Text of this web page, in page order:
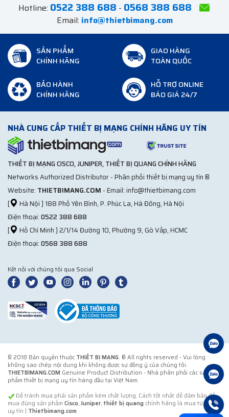
Hotline: 0522 388 688 - 0568 388 688
Email: info@thietbimang.com
SẢN PHẨM
CHÍNH HÃNG
GIAO HÀNG
TOÀN QUỐC
BẢO HÀNH
CHÍNH HÃNG
HỖ TRỢ ONLINE
BÁO GIÁ 24/7
NHÀ CUNG CẤP THIẾT BỊ MẠNG CHÍNH HÃNG UY TÍN
THIẾT BỊ MẠNG CISCO, JUNIPER, THIẾT BỊ QUANG CHÍNH HÃNG
Networks Authorized Distributor - Phân phối thiết bị mạng uy tín ®
Website: THIETBIMANG.COM - Email: info@thietbimang.com
[
Hà Nội ] 188 Phố Yên Bình, P. Phúc La, Hà Đông, Hà Nội
Điện thoại:0522 388 688
[
Hồ Chí Minh ] 2/1/14 Đường 10, Phường 9, Gò Vấp, HCMC
Điện thoại:0568 388 688
Kết nối với chúng tôi qua Social
© 2018 Bản quyền thuộc THIẾT BỊ MẠNG. ® All rights reserved - Vui lòng
không sao chép nội dung khi không được sự đồng ý của chúng tôi.
THIETBIMANG.COM Genuine Product Distribution - Nhà phân phối các sản
phẩm thiết bị mạng uy tín hàng đầu tại Việt Nam.
Để tránh mua phải sản phẩm kém chất lượng. Cách tốt nhất để đảm bảo để
mua đúng sản phẩm Cisco,Juniper, thiết bị quang chính hãng là mua từ đơn vị
uy tín | Thietbimang.com